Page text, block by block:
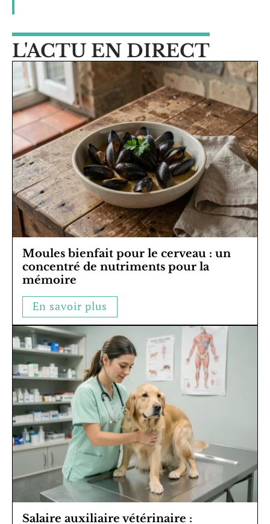
L'ACTU EN DIRECT
Moules bienfait pour le cerveau : un
concentré de nutriments pour la
mémoire
En savoir plus
Salaire auxiliaire vétérinaire :